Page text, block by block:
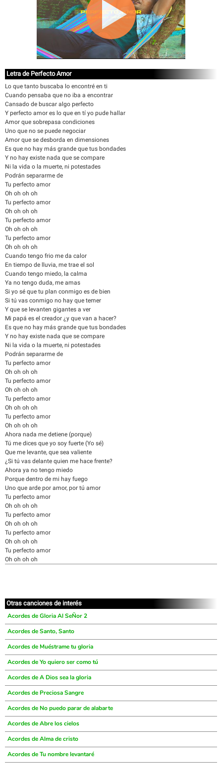
Letra de Perfecto Amor
Lo que tanto buscaba lo encontré en ti
Cuando pensaba que no iba a encontrar
Cansado de buscar algo perfecto
Y perfecto amor es lo que en tí yo pude hallar
Amor que sobrepasa condiciones
Uno que no se puede negociar
Amor que se desborda en dimensiones
Es que no hay más grande que tus bondades
Y no hay existe nada que se compare
Ni la vida o la muerte, ni potestades
Podrán separarme de
Tu perfecto amor
Oh oh oh oh
Tu perfecto amor
Oh oh oh oh
Tu perfecto amor
Oh oh oh oh
Tu perfecto amor
Oh oh oh oh
Cuando tengo frio me da calor
En tiempo de lluvia, me trae el sol
Cuando tengo miedo, la calma
Ya no tengo duda, me amas
Si yo sé que tu plan conmigo es de bien
Si tú vas conmigo no hay que temer
Y que se levanten gigantes a ver
Mi papá es el creador ¿y que van a hacer?
Es que no hay más grande que tus bondades
Y no hay existe nada que se compare
Ni la vida o la muerte, ni potestades
Podrán separarme de
Tu perfecto amor
Oh oh oh oh
Tu perfecto amor
Oh oh oh oh
Tu perfecto amor
Oh oh oh oh
Tu perfecto amor
Oh oh oh oh
Ahora nada me detiene (porque)
Tú me dices que yo soy fuerte (Yo sé)
Que me levante, que sea valiente
¿Si tú vas delante quien me hace frente?
Ahora ya no tengo miedo
Porque dentro de mi hay fuego
Uno que arde por amor, por tú amor
Tu perfecto amor
Oh oh oh oh
Tu perfecto amor
Oh oh oh oh
Tu perfecto amor
Oh oh oh oh
Tu perfecto amor
Oh oh oh oh
Otras canciones de interés
Acordes de Gloria Al SeÑor 2
Acordes de Santo, Santo
Acordes de Muéstrame tu gloria
Acordes de Yo quiero ser como tú
Acordes de A Dios sea la gloria
Acordes de Preciosa Sangre
Acordes de No puedo parar de alabarte
Acordes de Abre los cielos
Acordes de Alma de cristo
Acordes de Tu nombre levantaré